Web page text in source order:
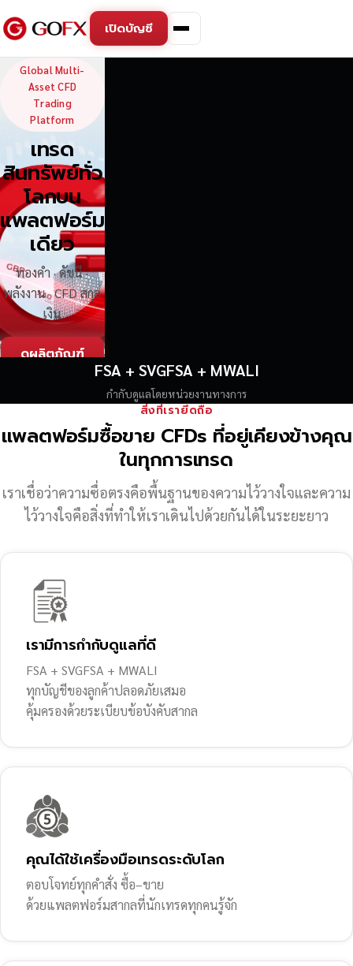
เปิดบัญชี
GoFX — Global Multi-
Global Multi-
Asset CFD
Trading
Platform
เทรด
สินทรัพย์ทั่ว
โลกบน
แพลตฟอร์ม
เดียว
ทองคำ · ดัชนี ·
พลังงาน · CFD สกุล
เงิน
ดูผลิตภัณฑ์
FSA + SVGFSA + MWALI
กำกับดูแลโดยหน่วยงานทางการ
สิ่งที่เรายึดถือ
แพลตฟอร์มซื้อขาย CFDs ที่อยู่เคียงข้างคุณ
ในทุกการเทรด
เราเชื่อว่าความซื่อตรงคือพื้นฐานของความไว้วางใจและความ
ไว้วางใจคือสิ่งที่ทำให้เราเดินไปด้วยกันได้ในระยะยาว
เรามีการกำกับดูแลที่ดี
FSA + SVGFSA + MWALI
ทุกบัญชีของลูกค้าปลอดภัยเสมอ
คุ้มครองด้วยระเบียบข้อบังคับสากล
คุณได้ใช้เครื่องมือเทรดระดับโลก
ตอบโจทย์ทุกคำสั่ง ซื้อ–ขาย
ด้วยแพลตฟอร์มสากลที่นักเทรดทุกคนรู้จัก